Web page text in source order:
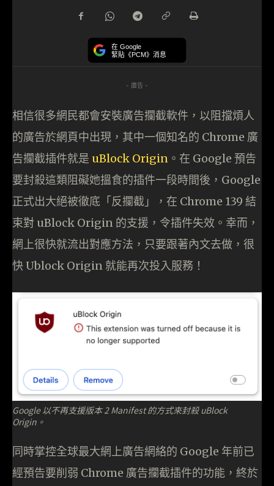
在 Google
緊貼《PCM》消息
- 廣告 -
相信很多網民都會安裝廣告攔截軟件，以阻擋煩人
的廣告於網頁中出現，其中一個知名的 Chrome 廣
告攔截插件就是 uBlock Origin 。在 Google 預告
要封殺這類阻礙她搵食的插件一段時間後，Google
正式出大絕被徹底「反攔截」，在 Chrome 139 結
束對 uBlock Origin 的支援，令插件失效。幸而，
網上很快就流出對應方法，只要跟著內文去做，很
快 Ublock Origin 就能再次投入服務！
Google 以不再支援版本 2 Manifest 的方式來封殺 uBlock
Origin。
同時掌控全球最大網上廣告網絡的 Google 年前已
經預告要削弱 Chrome 廣告攔截插件的功能，終於